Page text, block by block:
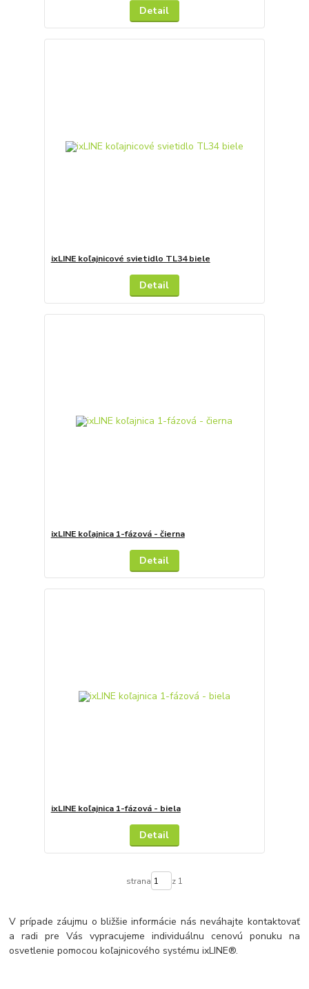
Detail
ixLINE koľajnicové svietidlo TL34 biele
Detail
ixLINE koľajnica 1-fázová - čierna
Detail
ixLINE koľajnica 1-fázová - biela
Detail
strana z 1
V prípade záujmu o bližšie informácie nás neváhajte kontaktovať
a radi pre Vás vypracujeme individuálnu cenovú ponuku na
osvetlenie pomocou koľajnicového systému ixLINE®.